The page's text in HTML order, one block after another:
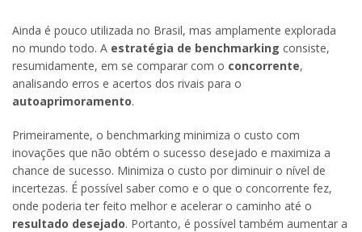
Ainda é pouco utilizada no Brasil, mas amplamente explorada
no mundo todo. A estratégia de benchmarking consiste,
resumidamente, em se comparar com o concorrente,
analisando erros e acertos dos rivais para o
autoaprimoramento.
Primeiramente, o benchmarking minimiza o custo com
inovações que não obtém o sucesso desejado e maximiza a
chance de sucesso. Minimiza o custo por diminuir o nível de
incertezas. É possível saber como e o que o concorrente fez,
onde poderia ter feito melhor e acelerar o caminho até o
resultado desejado. Portanto, é possível também aumentar a